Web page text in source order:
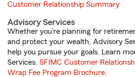
Customer Relationship Summary
Advisory Services
Whether you’re planning for
and protect your wealth, Advisory
help you pursue your goals. Learn
Services. SFIMC Customer
Wrap Fee Program Brochure.